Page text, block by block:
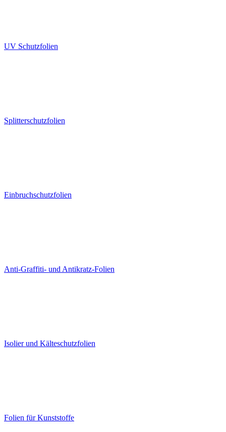
UV Schutzfolien
Splitterschutzfolien
Einbruchschutzfolien
Anti-Graffiti- und Antikratz-Folien
Isolier und Kälteschutzfolien
Folien für Kunststoffe